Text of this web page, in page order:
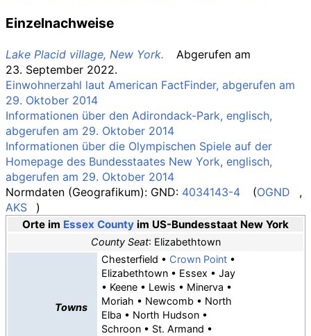
Einzelnachweise
Lake Placid village, New York.
Abgerufen am
23. September 2022.
Einwohnerzahl laut American FactFinder, abgerufen am
29. Oktober 2014
Informationen über den Adirondack-Park, englisch,
abgerufen am 29. Oktober 2014
Informationen über die Olympischen Spiele auf der
Homepage des Bundesstaates New York, englisch,
abgerufen am 29. Oktober 2014
Normdaten (Geografikum): GND: 4034143-4 (OGND
,
AKS
)
Orte im Essex County im US-Bundesstaat New York
County Seat: Elizabethtown
Towns
Chesterfield • Crown Point•
Elizabethtown• Essex • Jay
• Keene• Lewis • Minerva •
Moriah • Newcomb• North
Elba • North Hudson•
Schroon• St. Armand •